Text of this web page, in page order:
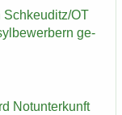
Schkeu­ditz/OT
ge­
Not­un­ter­kunft